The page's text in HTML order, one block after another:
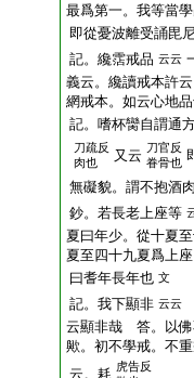
最爲第一。我等當
即從憂波離受誦毘
記。纔霑戒品 云云
義云。纔讀戒本許
網戒本。如云心地
記。嗜杯臠自謂通
刀疏反
肉也
又云 刀官反
眷骨也
無礙貌。謂不抱酒
鈔。若長老上座等
夏曰年少。從十夏
夏至四十九夏爲上
曰耆年長年也 文
記。我下顯非 云云
云顯非哉 答。以佛
歟。初不學戒。不
云。耗 虎告反